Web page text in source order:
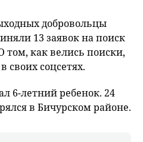
добровольцы
13 заявок на поиск
том, как велись поиски,
своих соцсетях.
6-летний ребенок. 24
в Бичурском районе.